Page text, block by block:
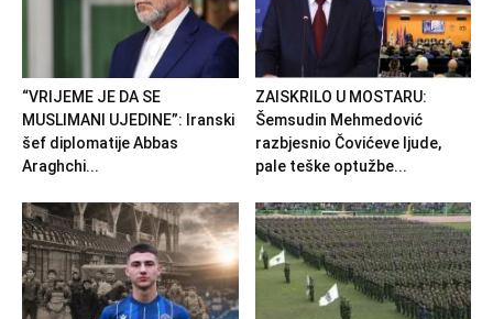
“VRIJEME JE DA SE
MUSLIMANI UJEDINE”: Iranski
šef diplomatije Abbas
Araghchi...
ZAISKRILO U MOSTARU:
Šemsudin Mehmedović
razbjesnio Čovićeve ljude,
pale teške optužbe...